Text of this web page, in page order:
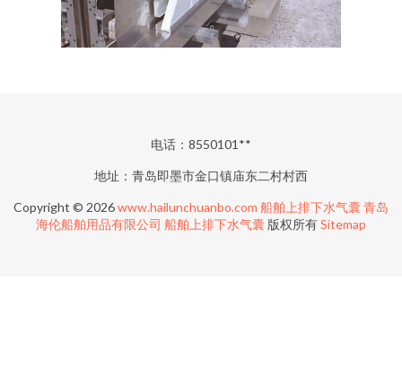
电话：8550101**
地址：青岛即墨市金口镇庙东二村村西
Copyright © 2026www.hailunchuanbo.com 船舶上排下水气囊青岛
海伦船舶用品有限公司 船舶上排下水气囊 版权所有Sitemap